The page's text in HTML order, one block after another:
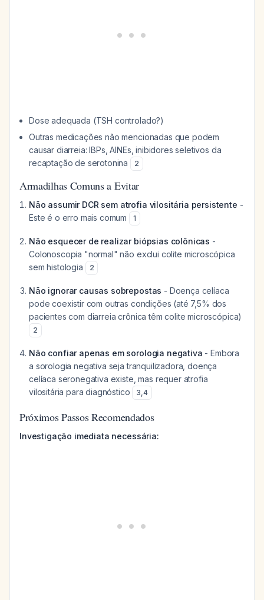
Dose adequada (TSH controlado?)
Outras medicações não mencionadas que podem
causar diarreia: IBPs, AINEs, inibidores seletivos da
recaptação de serotonina
2
Armadilhas Comuns a Evitar
Não assumir DCR sem atrofia vilositária persistente -
Este é o erro mais comum
1
Não esquecer de realizar biópsias colônicas -
Colonoscopia "normal" não exclui colite microscópica
sem histologia
2
Não ignorar causas sobrepostas - Doença celíaca
pode coexistir com outras condições (até 7,5% dos
pacientes com diarreia crônica têm colite microscópica)
2
Não confiar apenas em sorologia negativa - Embora
a sorologia negativa seja tranquilizadora, doença
celíaca seronegativa existe, mas requer atrofia
vilositária para diagnóstico
3,4
Próximos Passos Recomendados
Investigação imediata necessária: